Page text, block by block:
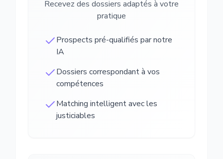
Recevez des dossiers adaptés à votre
pratique
Prospects pré-qualifiés par notre
IA
Dossiers correspondant à vos
compétences
Matching intelligent avec les
justiciables